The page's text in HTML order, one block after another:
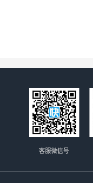
客服微信号